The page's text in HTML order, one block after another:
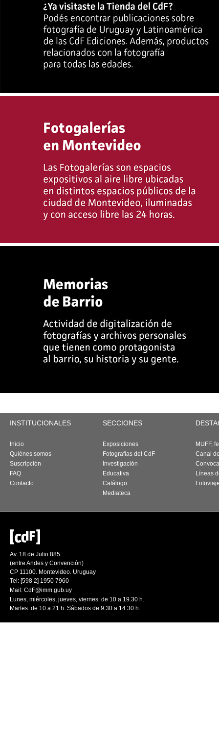
INSTITUCIONALES SECCIONES
Inicio
Quiénes somos
Suscripción
FAQ
Contacto
Exposiciones
Fotografías del CdF
Investigación
Educativa
Catálogo
Mediateca
MUFF,
Canal
Líneas
Av. 18 de Julio 885
(entre Andes y Convención)
CP 11100. Montevideo. Uruguay
Tel: [598 2] 1950 7960
Mail: CdF@imm.gub.uy
Lunes, miércoles, jueves, viernes: de 10 a 19.30 h.
Martes: de 10 a 21 h. Sábados de 9.30 a 14.30 h.